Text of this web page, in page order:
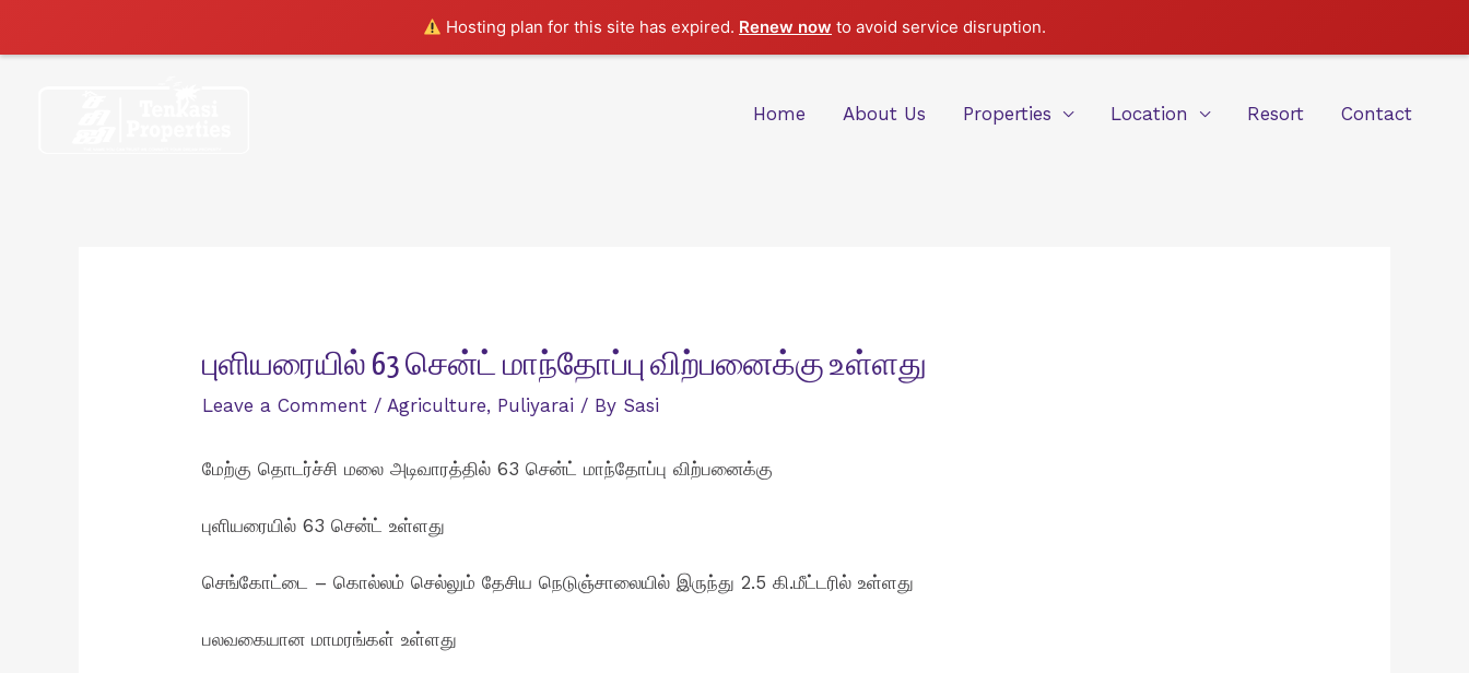
Hosting plan for this site has expired. Renew now to avoid service disruption.
Home About Us Properties Location Resort Contact
புளியரையில் 63 சென்ட் மாந்தோப்பு விற்பனைக்கு உள்ளது
Leave a Comment / Agriculture, Puliyarai / By Sasi
மேற்கு தொடர்ச்சி மலை அடிவாரத்தில் 63 சென்ட் மாந்தோப்பு விற்பனைக்கு
புளியரையில் 63 சென்ட் உள்ளது
செங்கோட்டை – கொல்லம் செல்லும் தேசிய நெடுஞ்சாலையில் இருந்து 2.5 கி.மீட்டரில் உள்ளது
பலவகையான மாமரங்கள் உள்ளது